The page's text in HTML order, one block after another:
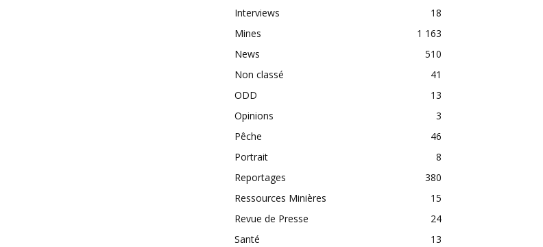
Interviews
18
Mines
1 163
News
510
Non classé
41
ODD
13
Opinions
3
Pêche
46
Portrait
8
Reportages
380
Ressources Minières
15
Revue de Presse
24
Santé
13